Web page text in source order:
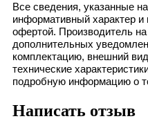
Все сведения, указанные
информативный характер
офертой. Производитель
дополнительных
комплектацию, внешний
технические
подробную информацию о
Написать отзыв